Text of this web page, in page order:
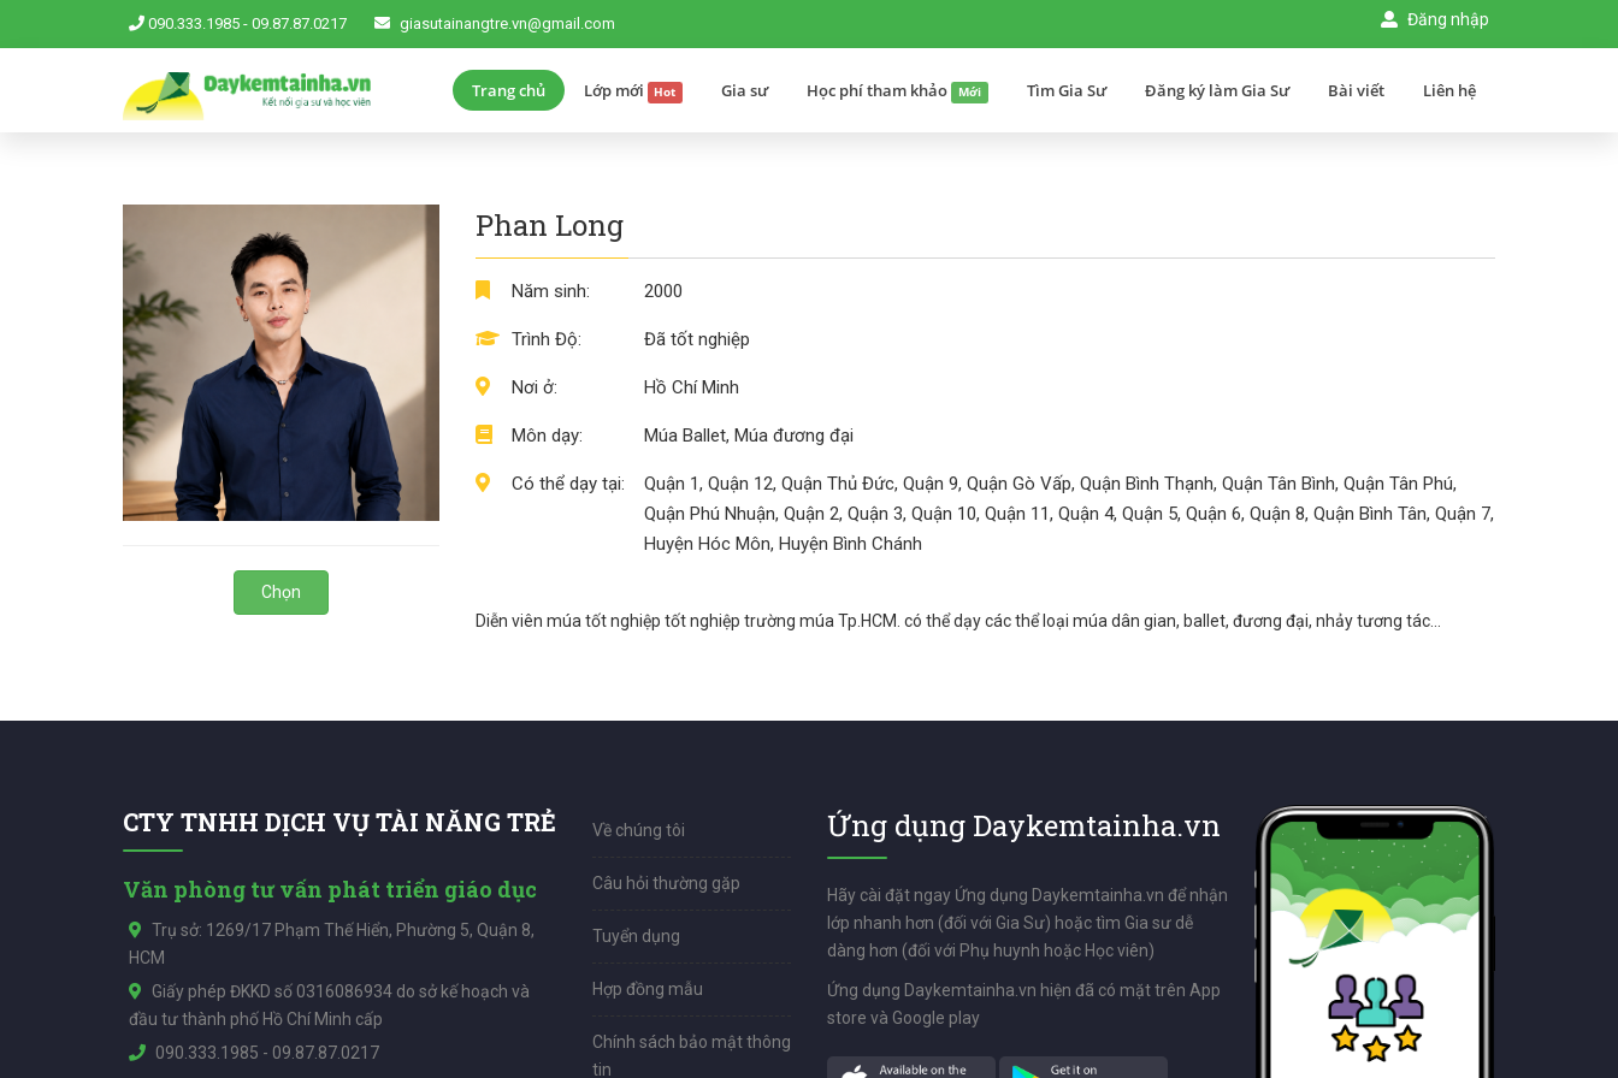
090.333.1985 - 09.87.87.0217 giasutainangtre.vn@gmail.com Đăng nhập
Trang chủ Lớp mới Hot Gia sư Học phí tham khảo Mới Tìm Gia Sư Đăng ký làm Gia Sư Bài viết Liên hệ
Chọn
Phan Long
Năm sinh:
Trình Độ:
Nơi ở:
Môn dạy:
Có thể dạy tại:
2000
Đã tốt nghiệp
Hồ Chí Minh
Múa Ballet, Múa đương đại
Quận 1, Quận 12, Quận Thủ Đức, Quận 9, Quận Gò Vấp, Quận Bình Thạnh, Quận Tân Bình, Quận Tân Phú,
Quận Phú Nhuận, Quận 2, Quận 3, Quận 10, Quận 11, Quận 4, Quận 5, Quận 6, Quận 8, Quận Bình Tân, Quận 7,
Huyện Hóc Môn, Huyện Bình Chánh
Diễn viên múa tốt nghiệp tốt nghiệp trường múa Tp.HCM. có thể dạy các thể loại múa dân gian, ballet, đương đại, nhảy tương tác...
CTY TNHH DỊCH VỤ TÀI NĂNG TRẺ
Văn phòng tư vấn phát triển giáo dục
Trụ sở: 1269/17 Phạm Thế Hiển, Phường 5, Quận 8,
HCM
Giấy phép ĐKKD số 0316086934 do sở kế hoạch và
đầu tư thành phố Hồ Chí Minh cấp
090.333.1985 - 09.87.87.0217
Về chúng tôi
Câu hỏi thường gặp
Tuyển dụng
Hợp đồng mẫu
Chính sách bảo mật thông
tin
Ứng dụng Daykemtainha.vn
Hãy cài đặt ngay Ứng dụng Daykemtainha.vn để nhận
lớp nhanh hơn (đối với Gia Sư) hoặc tìm Gia sư dễ
dàng hơn (đối với Phụ huynh hoặc Học viên)
Ứng dụng Daykemtainha.vn hiện đã có mặt trên App
store và Google play